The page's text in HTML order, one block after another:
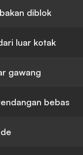
diblok
luar kotak
gawang
bebas